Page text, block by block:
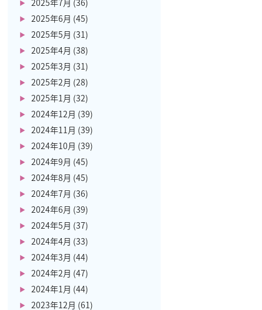
2025年7月 (36)
2025年6月 (45)
2025年5月 (31)
2025年4月 (38)
2025年3月 (31)
2025年2月 (28)
2025年1月 (32)
2024年12月 (39)
2024年11月 (39)
2024年10月 (39)
2024年9月 (45)
2024年8月 (45)
2024年7月 (36)
2024年6月 (39)
2024年5月 (37)
2024年4月 (33)
2024年3月 (44)
2024年2月 (47)
2024年1月 (44)
2023年12月 (61)